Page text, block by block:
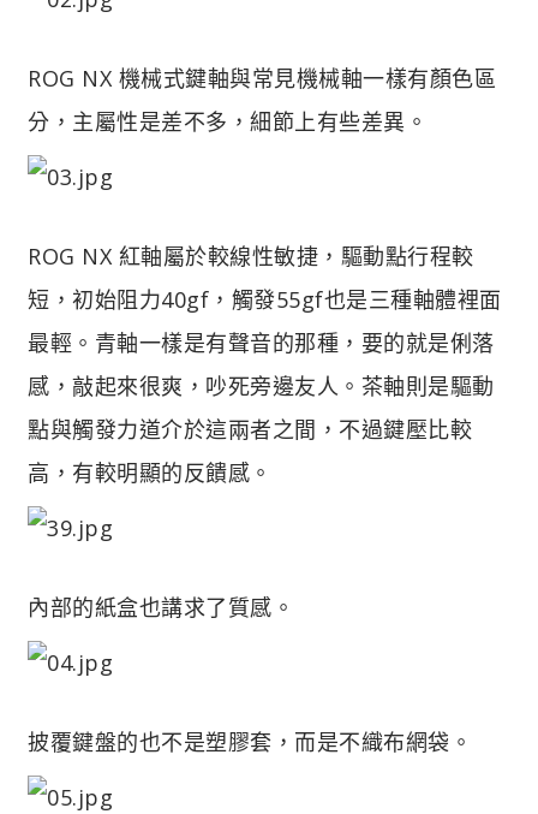
ROG NX 機械式鍵軸與常見機械軸一樣有顏色區
分，主屬性是差不多，細節上有些差異。
ROG NX 紅軸屬於較線性敏捷，驅動點行程較
短，初始阻力40gf，觸發55gf也是三種軸體裡面
最輕。青軸一樣是有聲音的那種，要的就是俐落
感，敲起來很爽，吵死旁邊友人。茶軸則是驅動
點與觸發力道介於這兩者之間，不過鍵壓比較
高，有較明顯的反饋感。
內部的紙盒也講求了質感。
披覆鍵盤的也不是塑膠套，而是不織布網袋。